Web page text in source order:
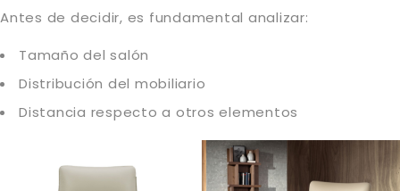
Antes de decidir, es fundamental analizar:
Tamaño del salón
Distribución del mobiliario
Distancia respecto a otros elementos